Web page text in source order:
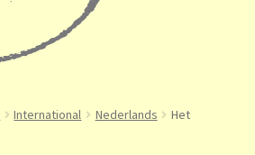
International Nederlands
Het